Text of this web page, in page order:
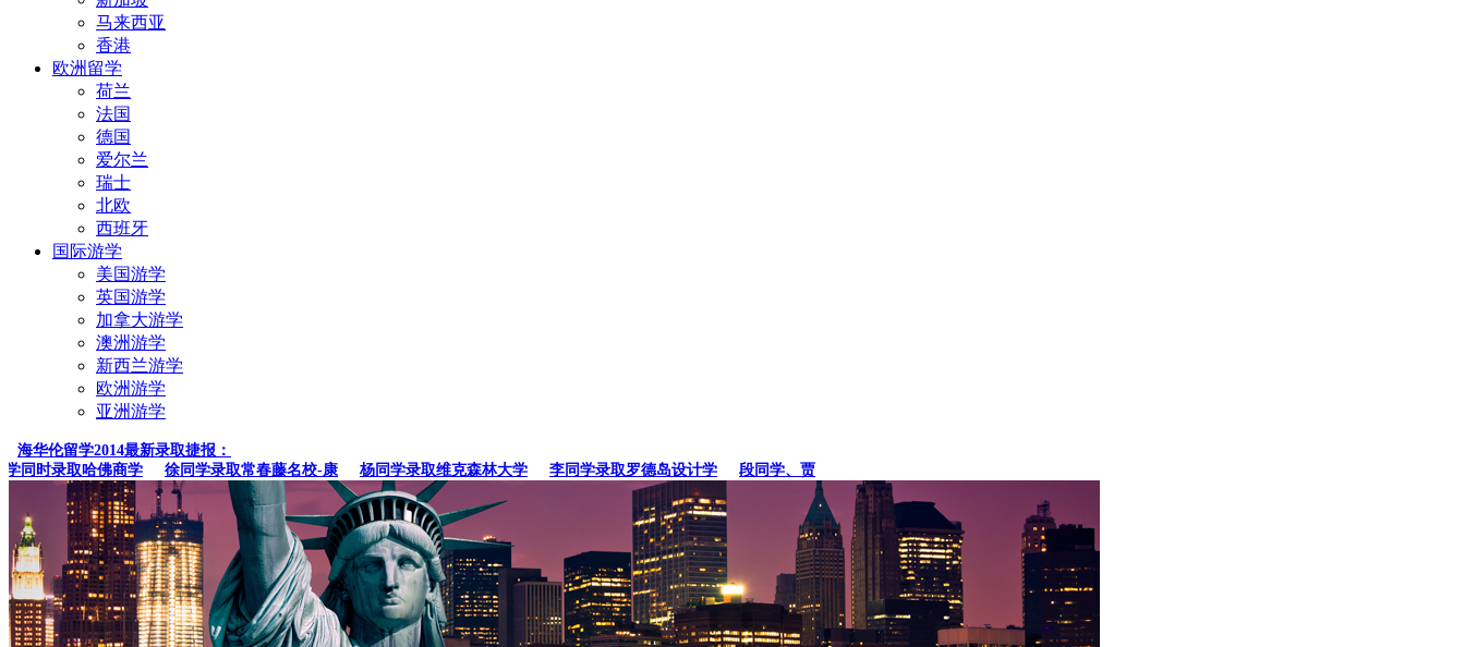
马来西亚
香港
欧洲留学
荷兰
法国
德国
爱尔兰
瑞士
北欧
西班牙
国际游学
美国游学
英国游学
加拿大游学
澳洲游学
新西兰游学
欧洲游学
亚洲游学
海华伦留学2014最新录取捷报：
时录取哈佛商学
徐同学录取常春藤名校-康 杨同学录取维克森林大学 李同学录取罗德岛设计学 段同学、贾同学录取纽约